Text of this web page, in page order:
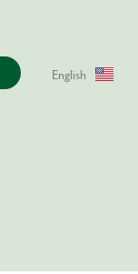
English